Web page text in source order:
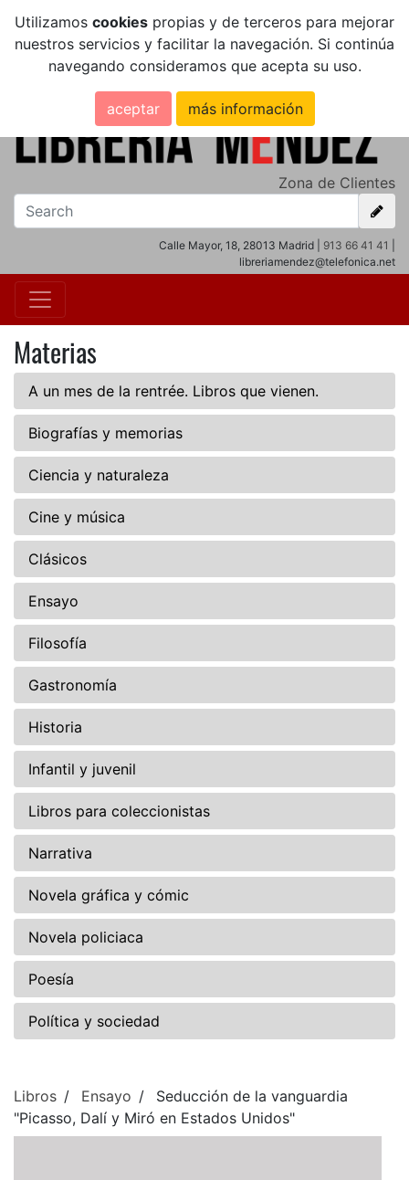
Utilizamos cookies propias y de terceros para mejorar
nuestros servicios y facilitar la navegación. Si continúa
navegando consideramos que acepta su uso.
aceptar más información
Zona de Clientes
Calle Mayor, 18, 28013 Madrid | 913 66 41 41
libreriamendez@telefonica.net
Materias
A un mes de la rentrée. Libros que vienen.
Biografías y memorias
Ciencia y naturaleza
Cine y música
Clásicos
Ensayo
Filosofía
Gastronomía
Historia
Infantil y juvenil
Libros para coleccionistas
Narrativa
Novela gráfica y cómic
Novela policiaca
Poesía
Política y sociedad
Libros Ensayo
Seducción de la vanguardia
"Picasso, Dalí y Miró en Estados Unidos"